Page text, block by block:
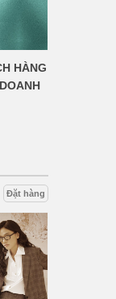
HÀNG
Đặt hàng